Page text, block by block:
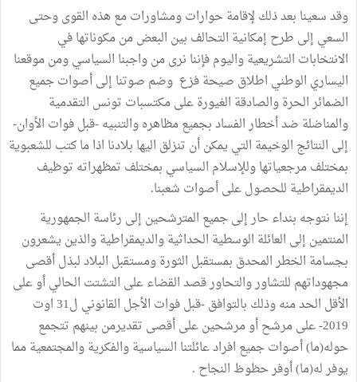
وقد سعينا بعد ذلك لإقامة حوارات ومشاورات مع هذه القوى وحتى
السعي إلى طرح إمكانية التحالف بين البعض من مكوناتها في
الانتخابات التشريعية واليوم فإننا نرى من واجبنا السياسي ومن موقعنا
اليساري الوطني اطلاق صيحة فزع وضم صوتنا إلى أصوات جميع
الضمائر الحرة والصادقة الغيورة على مكتسبات تونس التقدمية
والمناضلة ضد أخطار الفساد بجميع مظاهره والتنبيه -قبل فوات الأوان-
إلى النتائج الوخيمة التي يمكن أن تنزلق اليها بلادنا اذا ما كتب للشعبوية
بمختلف مرجعياتها وللإسلام السياسي بمختلف تمظهراته توظيف
الديمقراطية للحصول على أصوات شعبنا.
إننا نتوجه بنداء حار إلى جميع المترشحين إلى رئاسة الجمهورية
المنتمين إلى العائلة الوسطية الحداثية والديمقراطية والذين يشعرون
بجسامة الخطر المحدق بمستقبل الثورة ومستقبل البلاد لبذل أقصى
مجهوداتهم للتشاور والتحاور قصد القضاء على التشتت الحالي أو على
الأقل الحد منه وذلك بالتوافق -قبل فوات الأجل القانوني ل31 اوت
2019- على مرشح أو مرشحين على أقصى تقديرمن بينهم تتجمع
حوله(ما) أصوات جميع افراد عائلتنا السياسية والفكرية والمجتمعية مما
يوفر له(ما) أوفر حظوظ النجاح .